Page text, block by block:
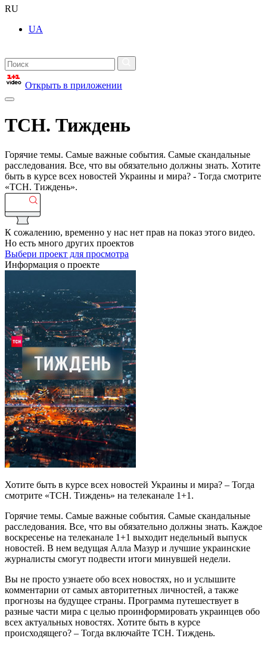
RU
UA
Открыть в приложении
ТСН. Тиждень
Горячие темы. Самые важные события. Самые скандальные
расследования. Все, что вы обязательно должны знать. Хотите
быть в курсе всех новостей Украины и мира? - Тогда смотрите
«ТСН. Тиждень».
К сожалению, временно у нас нет прав на показ этого видео.
Но есть много других проектов
Выбери проект для просмотра
Информация о проекте
Хотите быть в курсе всех новостей Украины и мира? – Тогда
смотрите «ТСН. Тиждень» на телеканале 1+1.
Горячие темы. Самые важные события. Самые скандальные
расследования. Все, что вы обязательно должны знать. Каждое
воскресенье на телеканале 1+1 выходит недельный выпуск
новостей. В нем ведущая Алла Мазур и лучшие украинские
журналисты смогут подвести итоги минувшей недели.
Вы не просто узнаете обо всех новостях, но и услышите
комментарии от самых авторитетных личностей, а также
прогнозы на будущее страны. Программа путешествует в
разные части мира с целью проинформировать украинцев обо
всех актуальных новостях. Хотите быть в курсе
происходящего? – Тогда включайте ТСН. Тиждень.